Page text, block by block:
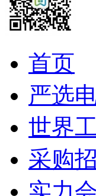
首页
严选
世界
采购
实力